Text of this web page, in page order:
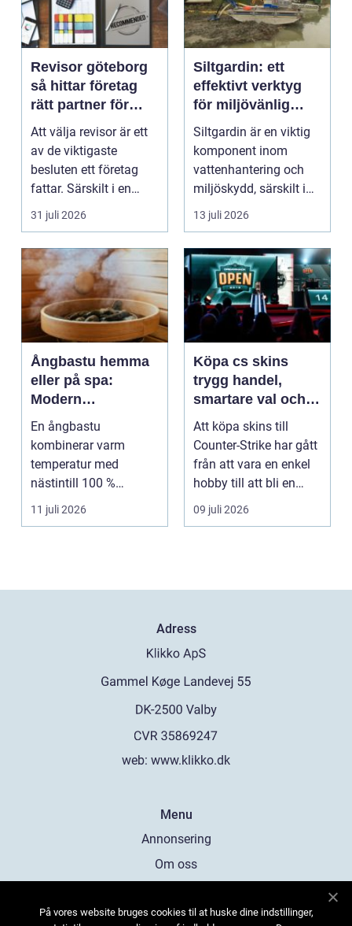
Revisor göteborg
så hittar företag
rätt partner för
trygg tillväxt
Att välja revisor är ett
av de viktigaste
besluten ett företag
fattar. Särskilt i en
företagsintensi...
31 juli 2026
Siltgardin: ett
effektivt verktyg
för miljövänlig
vattenhantering
Siltgardin är en viktig
komponent inom
vattenhantering och
miljöskydd, särskilt i
verksamheter som i...
13 juli 2026
Ångbastu hemma
eller på spa:
Modern
återhämtning med
uråldrig logik
En ångbastu
kombinerar varm
temperatur med
nästintill 100 %
luftfuktighet för att
sk...
11 juli 2026
Köpa cs skins
trygg handel,
smartare val och
bättre affärer
Att köpa skins till
Counter-Strike har gått
från att vara en enkel
hobby till att bli en
egen liten ...
09 juli 2026
Adress
web: www.klikko.dk
Menu
Annonsering
Om oss
Kontakta oss
På vores website bruges cookies til at huske dine indstillinger,